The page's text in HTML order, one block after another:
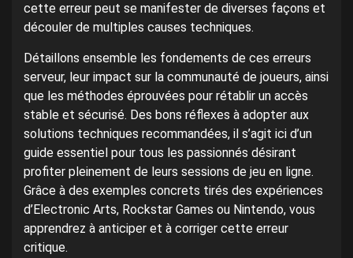
cette erreur peut se manifester de diverses façons et
découler de multiples causes techniques.
Détaillons ensemble les fondements de ces erreurs
serveur, leur impact sur la communauté de joueurs, ainsi
que les méthodes éprouvées pour rétablir un accès
stable et sécurisé. Des bons réflexes à adopter aux
solutions techniques recommandées, il s’agit ici d’un
guide essentiel pour tous les passionnés désirant
profiter pleinement de leurs sessions de jeu en ligne.
Grâce à des exemples concrets tirés des expériences
d’Electronic Arts, Rockstar Games ou Nintendo, vous
apprendrez à anticiper et à corriger cette erreur
critique.